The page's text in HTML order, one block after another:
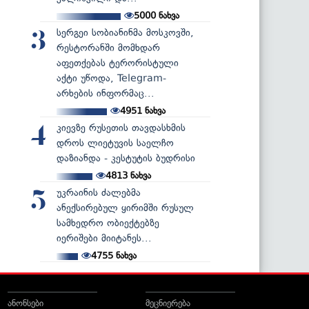
5000ნახვა
3
სერგეი სობიანინმა მოსკოვში,
რესტორანში მომხდარ
აფეთქებას ტერორისტული
აქტი უწოდა, Telegram-
არხების ინფორმაც...
4951ნახვა
4
კიევზე რუსეთის თავდასხმის
დროს ლიეტუვის საელჩო
დაზიანდა - კესტუტის ბუდრისი
4813ნახვა
5
უკრაინის ძალებმა
ანექსირებულ ყირიმში რუსულ
სამხედრო ობიექტებზე
იერიშები მიიტანეს...
4755 ნახვა
ანონსები მეცნიერება